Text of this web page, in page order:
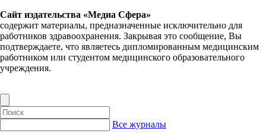
Сайт издательства «Медиа Сфера»
содержит материалы, предназначенные исключительно для
работников здравоохранения. Закрывая это сообщение, Вы
подтверждаете, что являетесь дипломированным медицинским
работником или студентом медицинского образовательного
учреждения.
Все журналы